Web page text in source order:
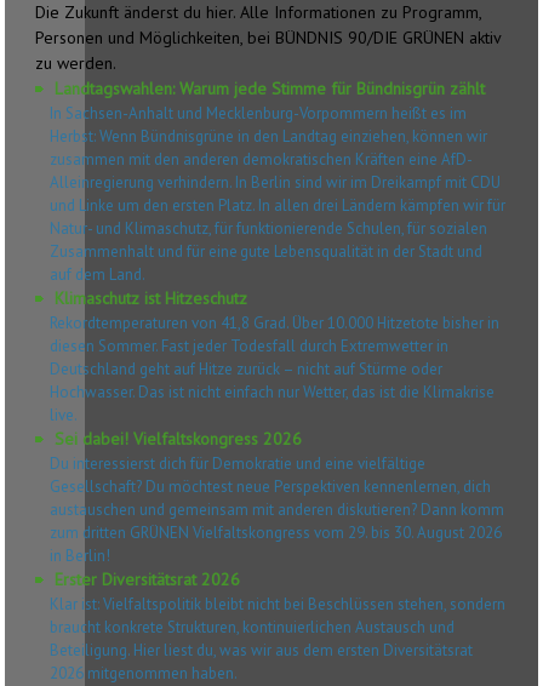
Die Zukunft änderst du hier. Alle Informationen zu Programm,
Personen und Möglichkeiten, bei BÜNDNIS 90/DIE GRÜNEN aktiv
zu werden.
Landtagswahlen: Warum jede Stimme für Bündnisgrün zählt
In Sachsen-Anhalt und Mecklenburg-Vorpommern heißt es im
Herbst: Wenn Bündnisgrüne in den Landtag einziehen, können wir
zusammen mit den anderen demokratischen Kräften eine AfD-
Alleinregierung verhindern. In Berlin sind wir im Dreikampf mit CDU
und Linke um den ersten Platz. In allen drei Ländern kämpfen wir für
Natur- und Klimaschutz, für funktionierende Schulen, für sozialen
Zusammenhalt und für eine gute Lebensqualität in der Stadt und
auf dem Land.
Klimaschutz ist Hitzeschutz
Rekordtemperaturen von 41,8 Grad. Über 10.000 Hitzetote bisher in
diesen Sommer. Fast jeder Todesfall durch Extremwetter in
Deutschland geht auf Hitze zurück – nicht auf Stürme oder
Hochwasser. Das ist nicht einfach nur Wetter, das ist die Klimakrise
live.
Sei dabei! Vielfaltskongress 2026
Du interessierst dich für Demokratie und eine vielfältige
Gesellschaft? Du möchtest neue Perspektiven kennenlernen, dich
austauschen und gemeinsam mit anderen diskutieren? Dann komm
zum dritten GRÜNEN Vielfaltskongress vom 29. bis 30. August 2026
in Berlin!
Erster Diversitätsrat 2026
Klar ist: Vielfaltspolitik bleibt nicht bei Beschlüssen stehen, sondern
braucht konkrete Strukturen, kontinuierlichen Austausch und
Beteiligung. Hier liest du, was wir aus dem ersten Diversitätsrat
2026 mitgenommen haben.